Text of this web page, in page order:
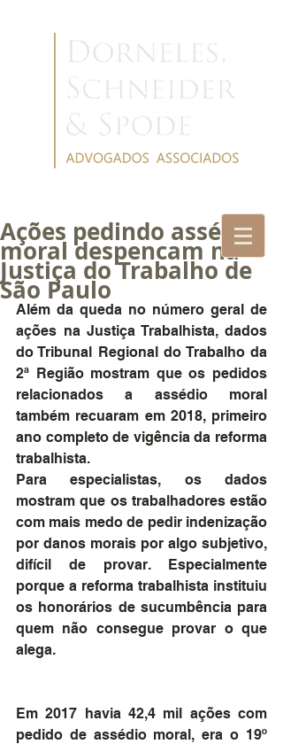
Ações pedindo assédio
moral despencam na
Justiça do Trabalho de
São Paulo
Além da queda no número geral de
ações na Justiça Trabalhista, dados
do Tribunal Regional do Trabalho da
2ª Região mostram que os pedidos
relacionados a assédio moral
também recuaram em 2018, primeiro
ano completo de vigência da reforma
trabalhista.
Para especialistas, os dados
mostram que os trabalhadores estão
com mais medo de pedir indenização
por danos morais por algo subjetivo,
difícil de provar. Especialmente
porque a reforma trabalhista instituiu
os honorários de sucumbência para
quem não consegue provar o que
alega.
Em 2017 havia 42,4 mil ações com
pedido de assédio moral, era o 19º